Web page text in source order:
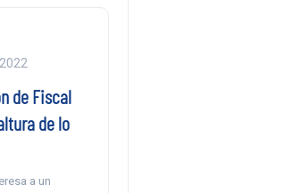
de Fiscal
de lo
a un